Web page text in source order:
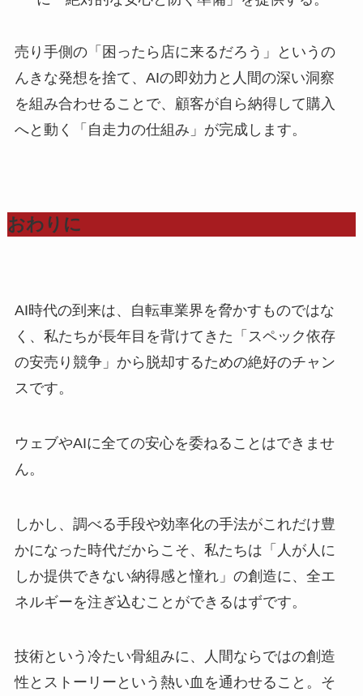
売り手側の「困ったら店に来るだろう」というの
んきな発想を捨て、AIの即効力と人間の深い洞察
を組み合わせることで、顧客が自ら納得して購入
へと動く「自走力の仕組み」が完成します。
おわりに
AI時代の到来は、自転車業界を脅かすものではな
く、私たちが長年目を背けてきた「スペック依存
の安売り競争」から脱却するための絶好のチャン
スです。
ウェブやAIに全ての安心を委ねることはできませ
ん。
しかし、調べる手段や効率化の手法がこれだけ豊
かになった時代だからこそ、私たちは「人が人に
しか提供できない納得感と憧れ」の創造に、全エ
ネルギーを注ぎ込むことができるはずです。
技術という冷たい骨組みに、人間ならではの創造
性とストーリーという熱い血を通わせること。そ